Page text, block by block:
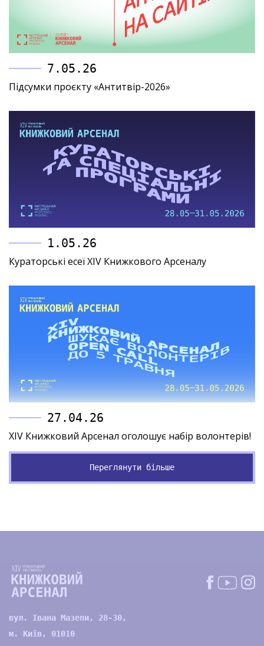
7.05.26
Підсумки проєкту «Антитвір-2026»
1.05.26
Кураторські есеї XIV Книжкового Арсеналу
27.04.26
XIV Книжковий Арсенал оголошує набір волонтерів!
Переглянути більше
вул. Івана Мазепи, 28-30,
м. Київ, 01010